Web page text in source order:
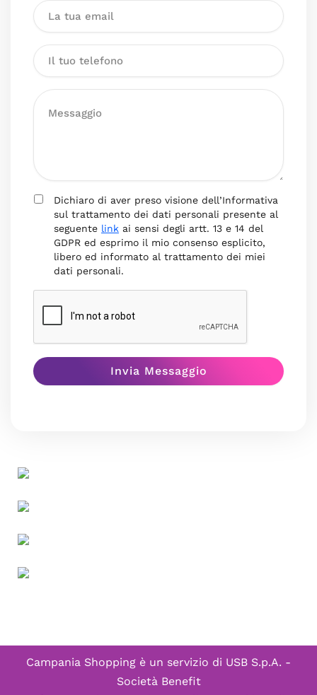
Dichiaro di aver preso visione dell’Informativa
sul trattamento dei dati personali presente al
seguente link ai sensi degli artt. 13 e 14 del
GDPR ed esprimo il mio consenso esplicito,
libero ed informato al trattamento dei miei
dati personali.
Campania Shopping è un servizio di USB S.p.A. -
Società Benefit